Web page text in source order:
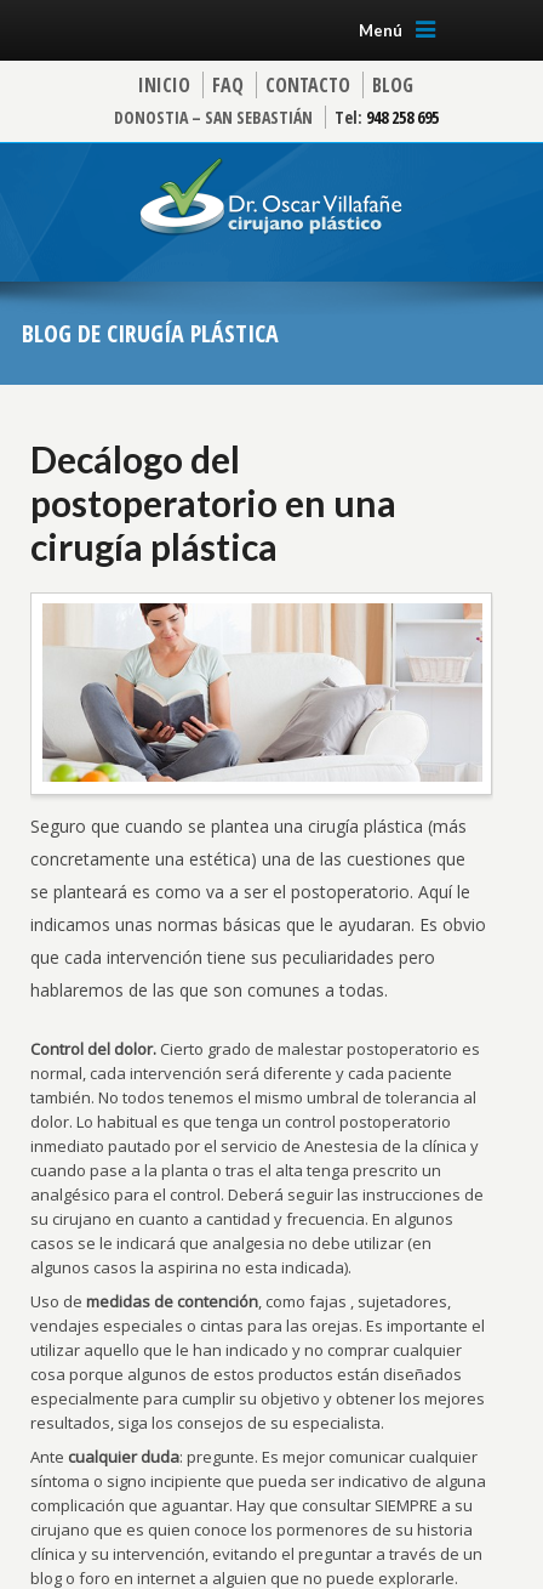
Menú
INICIO FAQ CONTACTO BLOG
DONOSTIA – SAN SEBASTIÁN Tel: 948 258 695
BLOG DE CIRUGÍA PLÁSTICA
Decálogo del
postoperatorio en una
cirugía plástica
Seguro que cuando se plantea una cirugía plástica (más
concretamente una estética) una de las cuestiones que
se planteará es como va a ser el postoperatorio. Aquí le
indicamos unas normas básicas que le ayudaran. Es obvio
que cada intervención tiene sus peculiaridades pero
hablaremos de las que son comunes a todas.
Control del dolor. Cierto grado de malestar postoperatorio es
normal, cada intervención será diferente y cada paciente
también. No todos tenemos el mismo umbral de tolerancia al
dolor. Lo habitual es que tenga un control postoperatorio
inmediato pautado por el servicio de Anestesia de la clínica y
cuando pase a la planta o tras el alta tenga prescrito un
analgésico para el control. Deberá seguir las instrucciones de
su cirujano en cuanto a cantidad y frecuencia. En algunos
casos se le indicará que analgesia no debe utilizar (en
algunos casos la aspirina no esta indicada).
Uso demedidas de contención, como fajas , sujetadores,
vendajes especiales o cintas para las orejas. Es importante el
utilizar aquello que le han indicado y no comprar cualquier
cosa porque algunos de estos productos están diseñados
especialmente para cumplir su objetivo y obtener los mejores
resultados, siga los consejos de su especialista.
Ante cualquier duda: pregunte. Es mejor comunicar cualquier
síntoma o signo incipiente que pueda ser indicativo de alguna
complicación que aguantar. Hay que consultar SIEMPRE a su
cirujano que es quien conoce los pormenores de su historia
clínica y su intervención, evitando el preguntar a través de un
blog o foro en internet a alguien que no puede explorarle.